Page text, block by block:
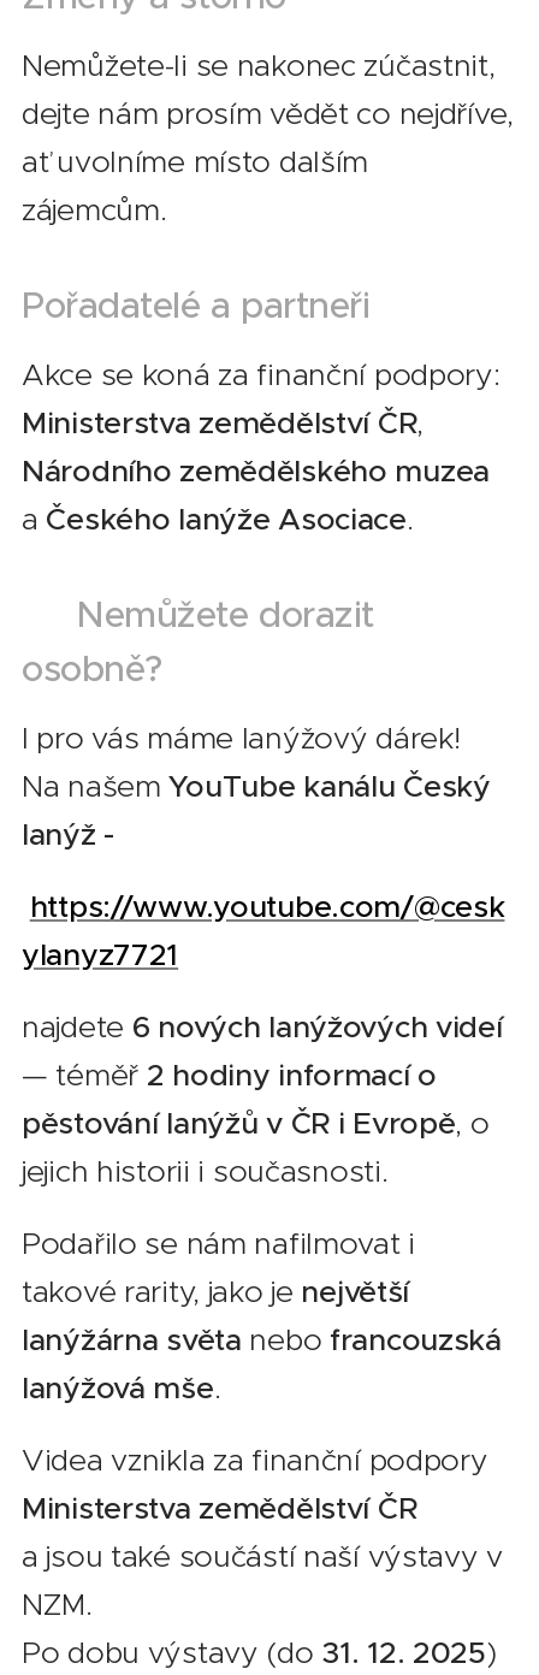
Nemůžete-li se nakonec zúčastnit,
dejte nám prosím vědět co nejdříve,
ať uvolníme místo dalším
zájemcům.
Pořadatelé a partneři
Akce se koná za finanční podpory:
Ministerstva zemědělství ČR,
Národního zemědělského muzea
a Českého lanýže Asociace.
Nemůžete dorazit
osobně?
I pro vás máme lanýžový dárek!
Na našemYouTube kanálu Český
lanýž -
https://www.youtube.com/@cesk
ylanyz7721
najdete 6 nových lanýžových videí
— téměř 2 hodiny informací o
pěstování lanýžů v ČR i Evropě, o
jejich historii i současnosti.
Podařilo se nám nafilmovat i
takové rarity, jako je největší
lanýžárna světa nebo francouzská
lanýžová mše.
Videa vznikla za finanční podpory
Ministerstva zemědělství ČR
a jsou také součástí naší výstavy v
NZM.
Po dobu výstavy (do 31. 12. 2025)